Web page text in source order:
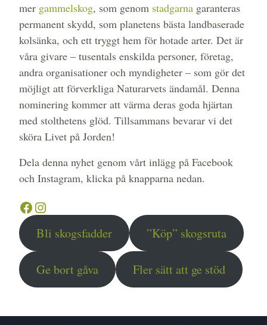
mer gammelskog, som genom stadgarna garanteras
permanent skydd, som planetens bästa landbaserade
kolsänka, och ett tryggt hem för hotade arter. Det är
våra givare – tusentals enskilda personer, företag,
andra organisationer och myndigheter – som gör det
möjligt att förverkliga Naturarvets ändamål. Denna
nominering kommer att värma deras goda hjärtan
med stolthetens glöd. Tillsammans bevarar vi det
sköra Livet på Jorden!
Dela denna nyhet genom vårt inlägg på Facebook
och Instagram, klicka på knapparna nedan.
Facebook
Instagram
Bli skogsfadder ”Köp” skogsruta
Ge bort gåva Fler sätt att ge stöd